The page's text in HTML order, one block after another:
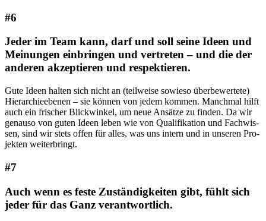
#6
Jeder im Team kann, darf und soll seine Ideen und
Meinungen einbringen und vertreten – und die der
anderen akzeptieren und respektieren.
Gute Ideen hal­ten sich nicht an (teil­wei­se sowie­so über­be­wer­te­te)
Hier­ar­chie­ebe­nen – sie kön­nen von jedem kom­men. Manch­mal hilft
auch ein fri­scher Blick­win­kel, um neue Ansät­ze zu fin­den. Da wir
genau­so von guten Ideen leben wie von Qua­li­fi­ka­ti­on und Fach­wis­
sen, sind wir stets offen für alles, was uns intern und in unse­ren Pro­
jek­ten weiterbringt.
#7
Auch wenn es feste Zuständigkeiten gibt, fühlt sich
jeder für das Ganz verantwortlich.